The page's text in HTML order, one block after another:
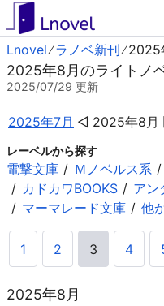
Lnovel ラノベ新刊 2025
2025年8月のライトノ
2025/07/29 更新
2025年7月 2025年8月
レーベルから探す
電撃文庫 Ｍノベルス系
カドカワBOOKS
アン
マーマレード文庫
他
1 2 3 4
2025年8月